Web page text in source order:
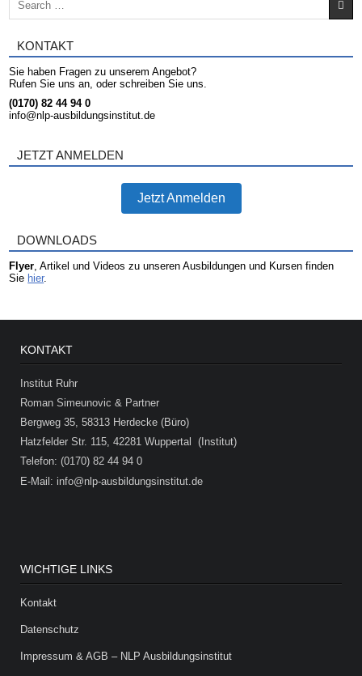
KONTAKT
Sie haben Fragen zu unserem Angebot?
Rufen Sie uns an, oder schreiben Sie uns.
(0170) 82 44 94 0
info@nlp-ausbildungsinstitut.de
JETZT ANMELDEN
Jetzt Anmelden
DOWNLOADS
Flyer , Artikel und Videos zu unseren Ausbildungen und Kursen finden
Sie hier.
KONTAKT
Institut Ruhr
Roman Simeunovic & Partner
Bergweg 35, 58313 Herdecke (Büro)
Hatzfelder Str. 115, 42281 Wuppertal (Institut)
Telefon: (0170) 82 44 94 0
E-Mail: info@nlp-ausbildungsinstitut.de
WICHTIGE LINKS
Kontakt
Datenschutz
Impressum & AGB – NLP Ausbildungsinstitut